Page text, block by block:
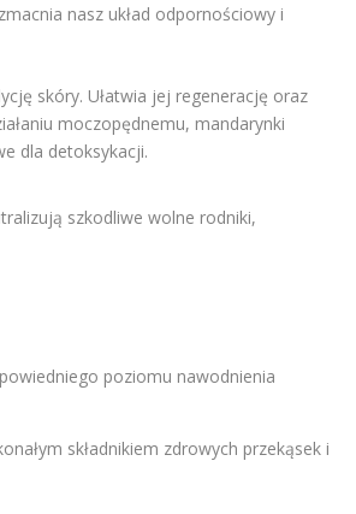
nasz układ odpornościowy i
skóry. Ułatwia jej regenerację oraz
moczopędnemu, mandarynki
dla detoksykacji.
szkodliwe wolne rodniki,
poziomu nawodnienia
składnikiem zdrowych przekąsek i